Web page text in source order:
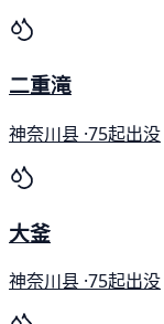
二重滝
神奈川县 ·75起出没
大釜
神奈川县 ·75起出没